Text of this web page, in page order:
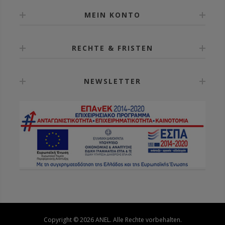
MEIN KONTO
RECHTE & FRISTEN
NEWSLETTER
Copyright © 2026 ANEL. Alle Rechte vorbehalten.